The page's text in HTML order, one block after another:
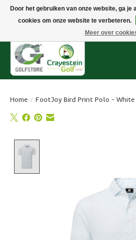
Snelle levering, gratis vanaf € 100. Onze
Home / FootJoy Bird Print Polo - White
Door het gebruiken van onze website, ga
cookies om onze website te verbeteren.
Meer over